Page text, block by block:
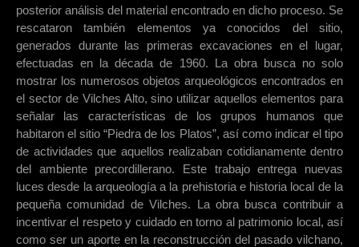
posterior análisis del material encontrado en dicho proceso. Se
rescataron también elementos ya conocidos del sitio,
generados durante las primeras excavaciones en el lugar,
efectuadas en la década de 1960. La obra busca no solo
mostrar los numerosos objetos arqueológicos encontrados en
el sector de Vilches Alto, sino utilizar aquellos elementos para
señalar las características de los grupos humanos que
habitaron el sitio “Piedra de los Platos”, así como indicar el tipo
de actividades que aquellos realizaban cotidianamente dentro
del ambiente precordillerano. Este trabajo entrega nuevas
luces desde la arqueología a la prehistoria e historia local de la
pequeña comunidad de Vilches. La obra busca contribuir a
incentivar el respeto y cuidado en torno al patrimonio local, así
como ser un aporte en la reconstrucción del pasado vilchano,